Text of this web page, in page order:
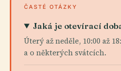
ČASTÉ OTÁZKY
Jaká je otevírací
Úterý až neděle, 10:00 až
a o některých svátcích.